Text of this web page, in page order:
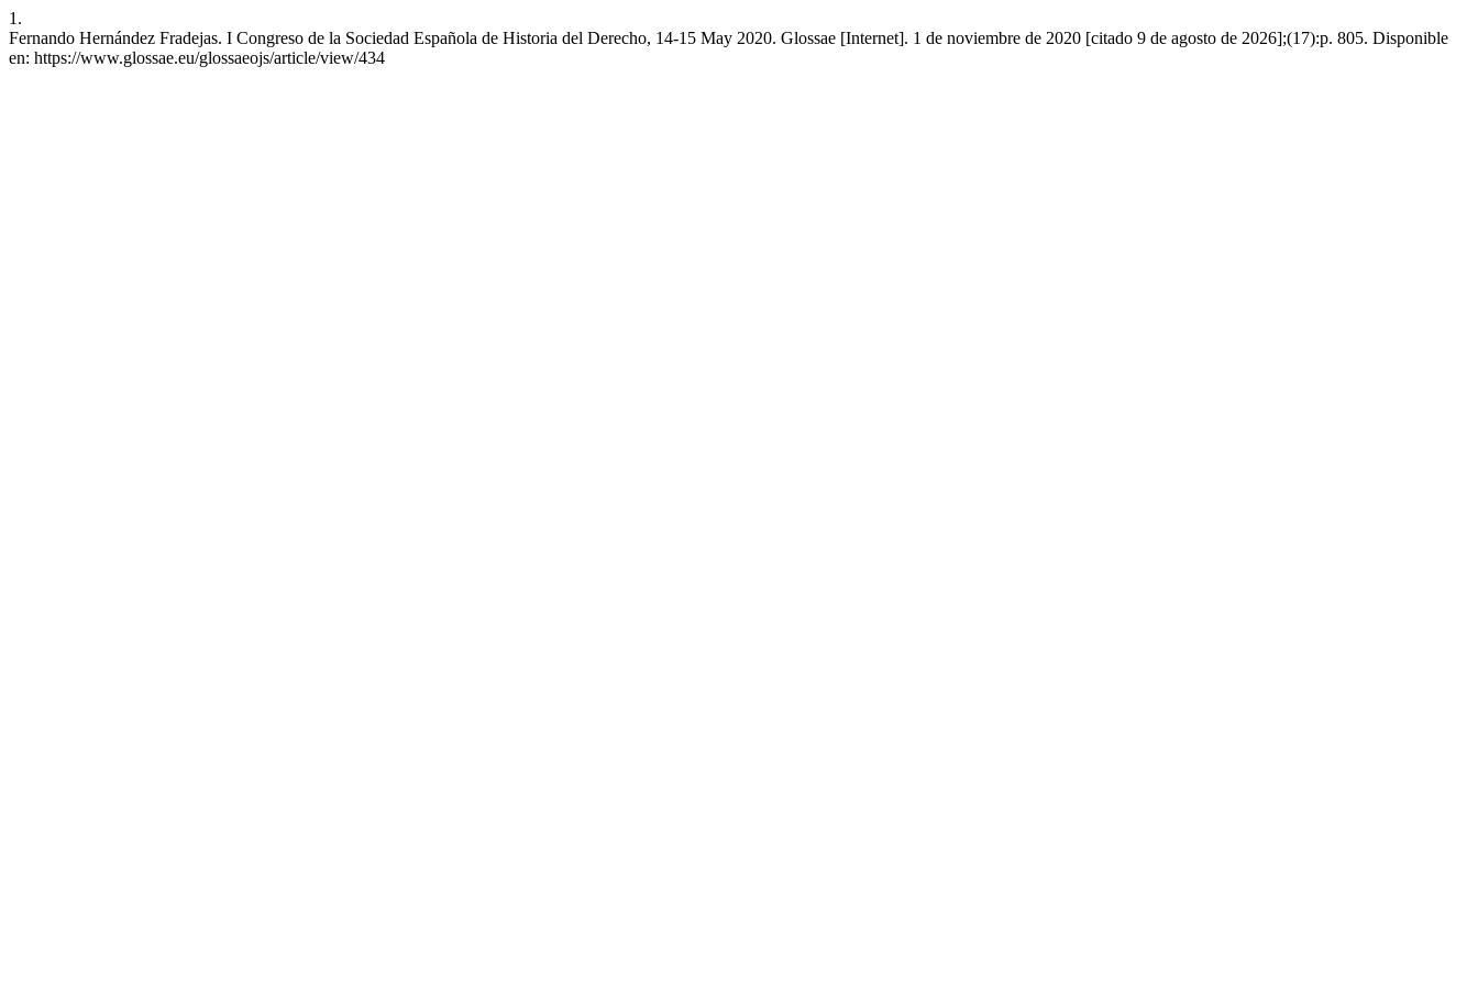
1.
Fernando Hernández Fradejas. I Congreso de la Sociedad Española de Historia del Derecho, 14-15 May 2020. Glossae [Internet]. 1 de noviembre de 2020 [citado 9 de agosto de 2026];(17):p. 805. Disponible
en: https://www.glossae.eu/glossaeojs/article/view/434